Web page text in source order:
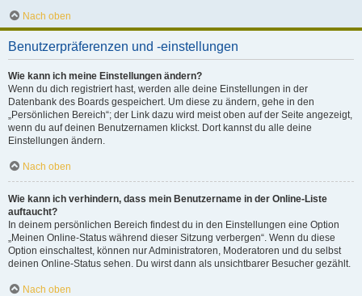
Nach oben
Benutzerpräferenzen und -einstellungen
Wie kann ich meine Einstellungen ändern?
Wenn du dich registriert hast, werden alle deine Einstellungen in der
Datenbank des Boards gespeichert. Um diese zu ändern, gehe in den
„Persönlichen Bereich“; der Link dazu wird meist oben auf der Seite angezeigt,
wenn du auf deinen Benutzernamen klickst. Dort kannst du alle deine
Einstellungen ändern.
Nach oben
Wie kann ich verhindern, dass mein Benutzername in der Online-Liste
auftaucht?
In deinem persönlichen Bereich findest du in den Einstellungen eine Option
„Meinen Online-Status während dieser Sitzung verbergen“. Wenn du diese
Option einschaltest, können nur Administratoren, Moderatoren und du selbst
deinen Online-Status sehen. Du wirst dann als unsichtbarer Besucher gezählt.
Nach oben